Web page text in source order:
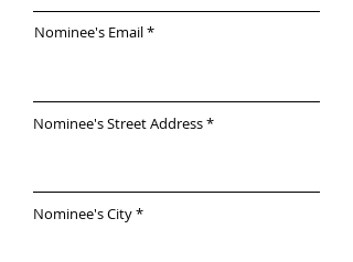
Nominee's Email
Nominee's Street Address
Nominee's City